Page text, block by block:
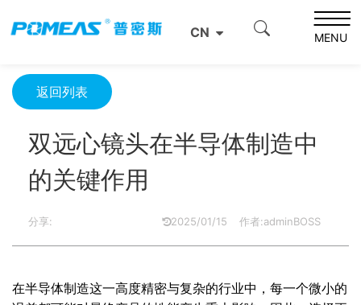
CN MENU
双远心镜头在半导体制造中的关键作用
返回列表
双远心镜头在半导体制造中
的关键作用
分享: 2025/01/15 作者:adminBOSS
在半导体制造这一高度精密与复杂的行业中，每一个微小的